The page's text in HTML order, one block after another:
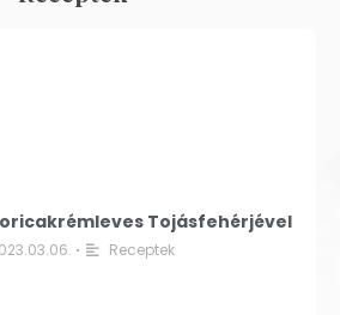
Tojásfehérjével
• Receptek